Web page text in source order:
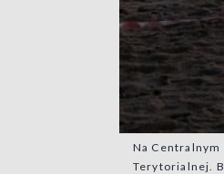
Na Centralnym
Terytorialnej.